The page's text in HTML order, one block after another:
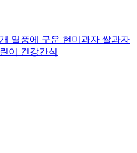
열풍에 구운 현미과자 쌀과자
이 건강간식